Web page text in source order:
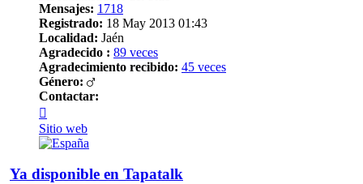
Mensajes: 1718
Registrado: 18 May 2013 01:43
Localidad: Jaén
Agradecido : 89 veces
Agradecimiento recibido: 45 veces
Género:
Contactar:
YoArnold83
Sitio web
Ya disponible en Tapatalk